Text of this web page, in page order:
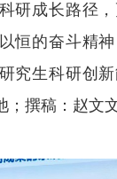
研成长路径
恒的奋斗精
究生科研创
撰稿：赵文